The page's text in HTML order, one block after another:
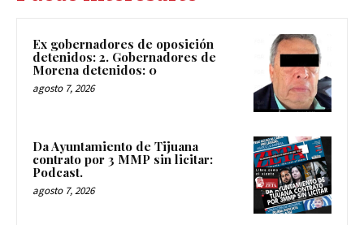
Ex gobernadores de oposición
detenidos: 2. Gobernadores de
Morena detenidos: 0
agosto 7, 2026
Da Ayuntamiento de Tijuana
contrato por 3 MMP sin licitar:
Podcast.
agosto 7, 2026